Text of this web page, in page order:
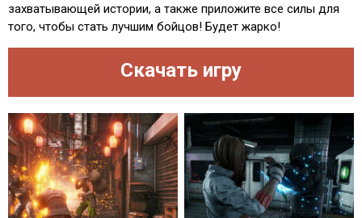
захватывающей истории, а также приложите все силы для
того, чтобы стать лучшим бойцов! Будет жарко!
Скачать игру